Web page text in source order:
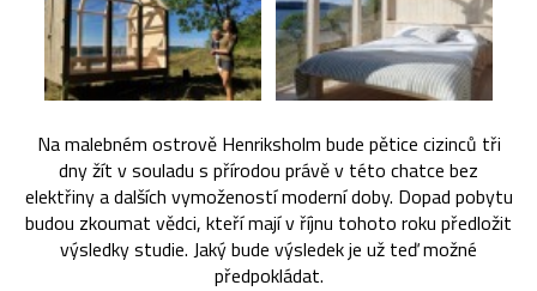
Na malebném ostrově Henriksholm bude pětice cizinců tři
dny žít v souladu s přírodou právě v této chatce bez
elektřiny a dalších vymožeností moderní doby. Dopad pobytu
budou zkoumat vědci, kteří mají v říjnu tohoto roku předložit
výsledky studie. Jaký bude výsledek je už teď možné
předpokládat.